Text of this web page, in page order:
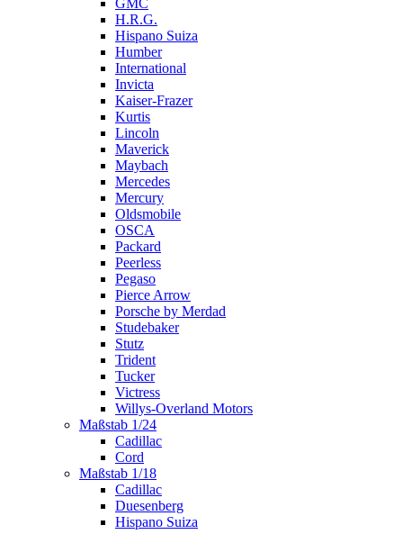
GMC
H.R.G.
Hispano Suiza
Humber
International
Invicta
Kaiser-Frazer
Kurtis
Lincoln
Maverick
Maybach
Mercedes
Mercury
Oldsmobile
OSCA
Packard
Peerless
Pegaso
Pierce Arrow
Porsche by Merdad
Studebaker
Stutz
Trident
Tucker
Victress
Willys-Overland Motors
Maßstab 1/24
Cadillac
Cord
Maßstab 1/18
Cadillac
Duesenberg
Hispano Suiza